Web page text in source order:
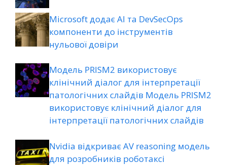
Microsoft додає AI та DevSecOps
компоненти до інструментів
нульової довіри
Модель PRISM2 використовує
клінічний діалог для інтерпретації
патологічних слайдів Модель PRISM2
використовує клінічний діалог для
інтерпретації патологічних слайдів
Nvidia відкриває AV reasoning модель
для розробників роботаксі